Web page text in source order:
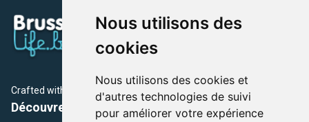
Nous utilisons des
cookies
Nous utilisons des cookies et
d'autres technologies de suivi
pour améliorer votre expérience
Crafted with by Brusselslife Team
Découvrez plus de 12 000 adresses et événements